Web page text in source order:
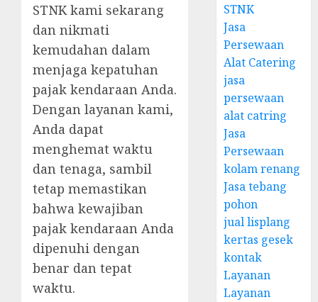
STNK kami sekarang
dan nikmati
kemudahan dalam
menjaga kepatuhan
pajak kendaraan Anda.
Dengan layanan kami,
Anda dapat
menghemat waktu
dan tenaga, sambil
tetap memastikan
bahwa kewajiban
pajak kendaraan Anda
dipenuhi dengan
benar dan tepat
waktu.
STNK
Jasa
Persewaan
Alat Catering
jasa
persewaan
alat catring
Jasa
Persewaan
kolam renang
Jasa tebang
pohon
jual lisplang
kertas gesek
kontak
Layanan
Layanan